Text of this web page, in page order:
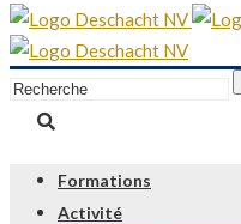
Formations
Activité